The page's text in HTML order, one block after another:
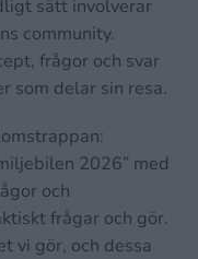
sätt involverar
community.
frågor och svar
som delar sin resa.
2026” med
och
frågar och gör.
vi gör, och dessa